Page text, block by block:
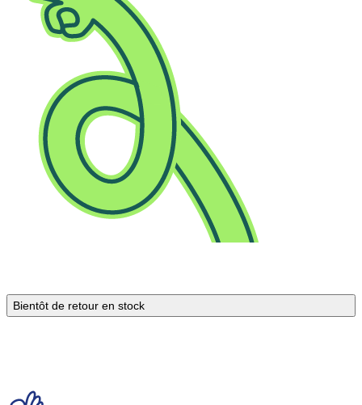
Bientôt de retour en stock